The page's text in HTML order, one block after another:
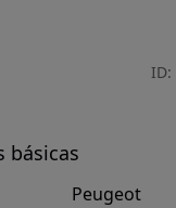
ID:
básicas
Peugeot